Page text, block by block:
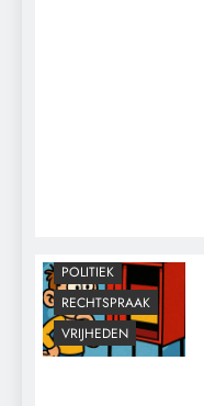
POLITIEK
RECHTSPRAAK
VRIJHEDEN